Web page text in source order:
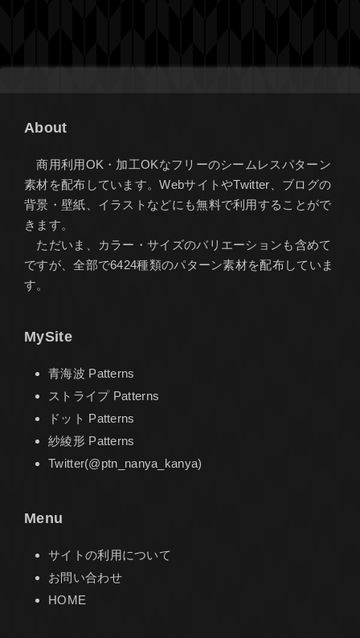
About
商用利用OK・加工OKなフリーのシームレスパターン
素材を配布しています。WebサイトやTwitter、ブログの
背景・壁紙、イラストなどにも無料で利用することがで
きます。
ただいま、カラー・サイズのバリエーションも含めて
ですが、全部で6424種類のパターン素材を配布していま
す。
MySite
青海波 Patterns
ストライプ Patterns
ドット Patterns
紗綾形 Patterns
Twitter(@ptn_nanya_kanya)
Menu
サイトの利用について
お問い合わせ
HOME